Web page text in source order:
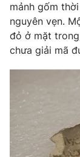
Phó Tổng Biên
Nguyễn Trọng Ninh
Tổng đài VTV:
Liên hệ quảng
mảnh gốm
nguyên vẹn.
đỏ ở mặt
chưa giải mã